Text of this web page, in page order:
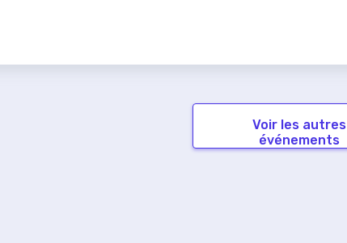
Voir les autres
événements